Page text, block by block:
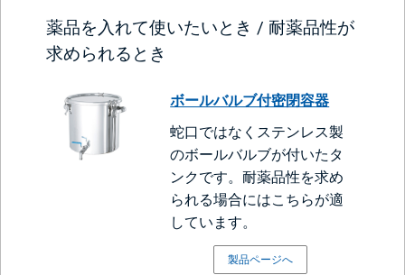
薬品を入れて使いたいとき / 耐薬品性が
求められるとき
ボールバルブ付密閉容器
蛇口ではなくステンレス製
のボールバルブが付いたタ
ンクです。耐薬品性を求め
られる場合にはこちらが適
しています。
製品ページへ